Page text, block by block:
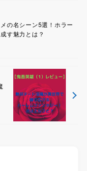
の名シーン5選！ホラー
す魅力とは？